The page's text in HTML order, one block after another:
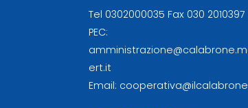
Tel 0302000035 Fax 030 2010397
PEC:
ert.it
Email: